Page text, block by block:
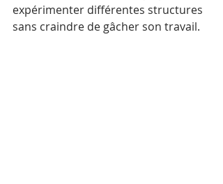
expérimenter différentes structures
sans craindre de gâcher son travail.